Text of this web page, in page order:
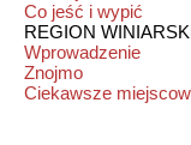
Co jeść i wypić
REGION
Wprowadzenie
Znojmo
Ciekawsze